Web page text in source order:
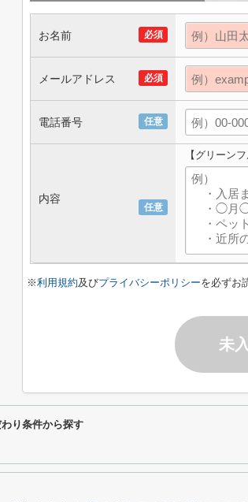
必須
お名前
必須
メールアドレス
任意
電話番号
任意
内容
【グリーン
※利用規約及びプライバシーポリシーを必ずお
未
り条件から探す